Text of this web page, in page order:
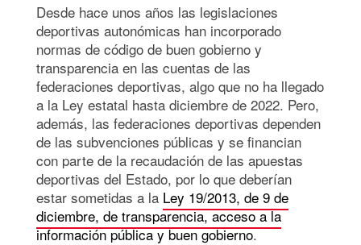
Desde hace unos años las legislaciones
deportivas autonómicas han incorporado
normas de código de buen gobierno y
transparencia en las cuentas de las
federaciones deportivas, algo que no ha llegado
a la Ley estatal hasta diciembre de 2022. Pero,
además, las federaciones deportivas dependen
de las subvenciones públicas y se financian
con parte de la recaudación de las apuestas
deportivas del Estado, por lo que deberían
estar sometidas a la Ley 19/2013, de 9 de
diciembre, de transparencia, acceso a la
información pública y buen gobierno.